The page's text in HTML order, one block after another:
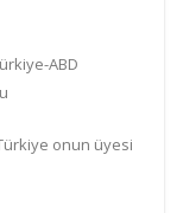
ABD
onun üyesi